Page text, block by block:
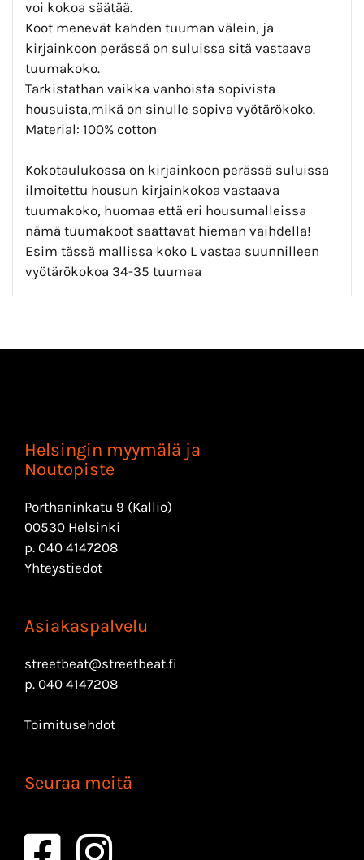
voi kokoa säätää.
Koot menevät kahden tuuman välein, ja
kirjainkoon perässä on suluissa sitä vastaava
tuumakoko.
Tarkistathan vaikka vanhoista sopivista
housuista,mikä on sinulle sopiva vyötärökoko.
Material: 100% cotton
Kokotaulukossa on kirjainkoon perässä suluissa
ilmoitettu housun kirjainkokoa vastaava
tuumakoko, huomaa että eri housumalleissa
nämä tuumakoot saattavat hieman vaihdella!
Esim tässä mallissa koko L vastaa suunnilleen
vyötärökokoa 34-35 tuumaa
Helsingin myymälä ja
Noutopiste
Porthaninkatu 9 (Kallio)
00530 Helsinki
p. 040 4147208
Yhteystiedot
Asiakaspalvelu
streetbeat@streetbeat.fi
p. 040 4147208
Toimitusehdot
Seuraa meitä